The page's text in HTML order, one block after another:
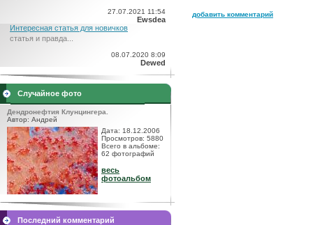
27.07.2021 11:54
Ewsdea
Интересная статья для новичков
статья и правда...
08.07.2020 8:09
Dewed
Случайное фото
Дендронефтия Клунцингера.
Автор: Андрей
Дата: 18.12.2006
Просмотров: 5880
Всего в альбоме:
62 фотографий
весь
фотоальбом
Последний комментарий
добавить комментарий